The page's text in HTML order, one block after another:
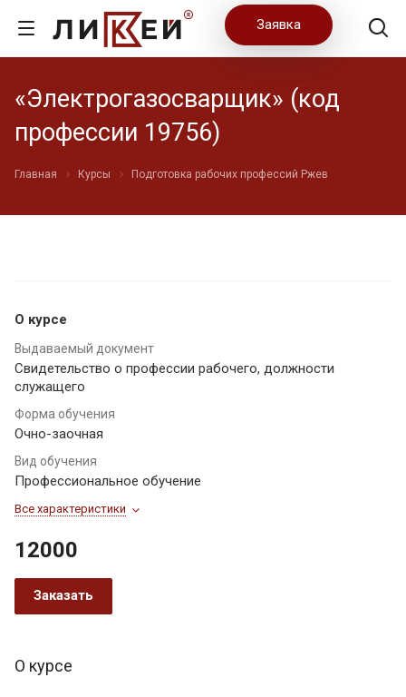
Заявка
«Электрогазосварщик» (код
профессии 19756)
Главная Курсы Подготовка рабочих профессий Ржев
О курсе
Выдаваемый документ
Свидетельство о профессии рабочего, должности
служащего
Форма обучения
Очно-заочная
Вид обучения
Профессиональное обучение
Все характеристики
12000
Заказать
О курсе